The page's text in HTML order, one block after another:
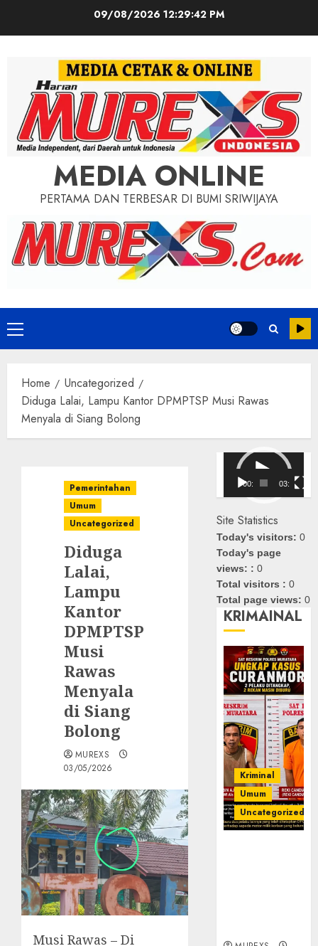
09/08/2026 12:29:43 PM
MEDIA ONLINE
PERTAMA DAN TERBESAR DI BUMI SRIWIJAYA
Primary
Menu
Home
Uncategorized
Diduga Lalai, Lampu Kantor DPMPTSP Musi Rawas
Menyala di Siang Bolong
Pemerintahan
Umum
Uncategorized
Diduga
Lalai,
Lampu
Kantor
DPMPTSP
Musi
Rawas
Menyala
di Siang
Bolong
MUREXS
03/05/2026
Musi Rawas – Di
Pemutar
Video
00:00 03:08
Site Statistics
Today's visitors:0
Today's page
views: :0
Total visitors :0
Total page views:0
KRIMAINAL
Kriminal
Umum
Uncategorized